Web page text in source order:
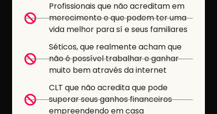
Profissionais que não acreditam em
merecimento e que podem ter uma
vida melhor para sí e seus familiares
Séticos, que realmente acham que
não é possível trabalhar e ganhar
muito bem através da internet
CLT que não acredita que pode
superar seus ganhos financeiros
empreendendo em casa